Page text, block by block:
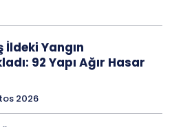
Yangın
92 Yapı Ağır Hasar
2026